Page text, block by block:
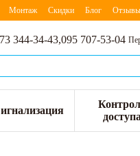
Монтаж Скидки Блог Отзывы
344-34-43,095 707-53-04
доступа